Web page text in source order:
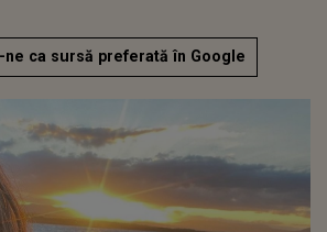
ne ca sursă preferată în Google